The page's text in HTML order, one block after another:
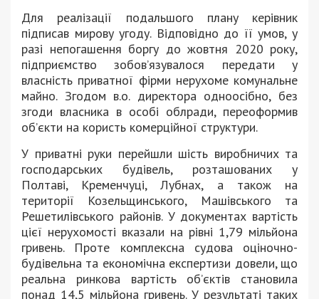
Для реалізації подальшого плану керівник
підписав мирову угоду. Відповідно до її умов, у
разі непогашення боргу до жовтня 2020 року,
підприємство зобов’язувалося передати у
власність приватної фірми нерухоме комунальне
майно. Згодом в.о. директора одноосібно, без
згоди власника в особі облради, переоформив
об’єкти на користь комерційної структури.
У приватні руки перейшли шість виробничих та
господарських будівель, розташованих у
Полтаві, Кременчуці, Лубнах, а також на
території Козельщинського, Машівського та
Решетилівського районів. У документах вартість
цієї нерухомості вказали на рівні 1,79 мільйона
гривень. Проте комплексна судова оціночно-
будівельна та економічна експертизи довели, що
реальна ринкова вартість об’єктів становила
понад 14,5 мільйона гривень. У результаті таких